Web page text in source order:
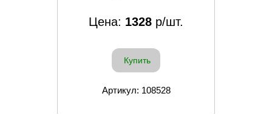
Цена: 1328 р/шт.
Купить
Артикул: 108528